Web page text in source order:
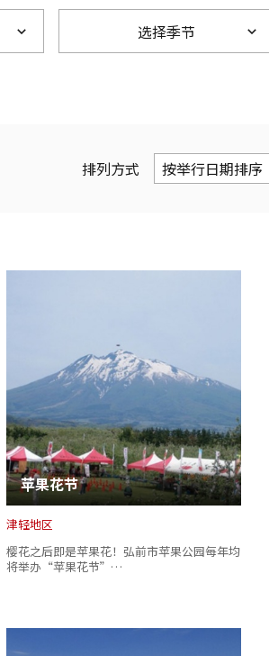
选择季节
排列方式 按举行日期排序
苹果花节
津轻地区
樱花之后即是苹果花！弘前市苹果公园每年均
将举办“苹果花节”…
接